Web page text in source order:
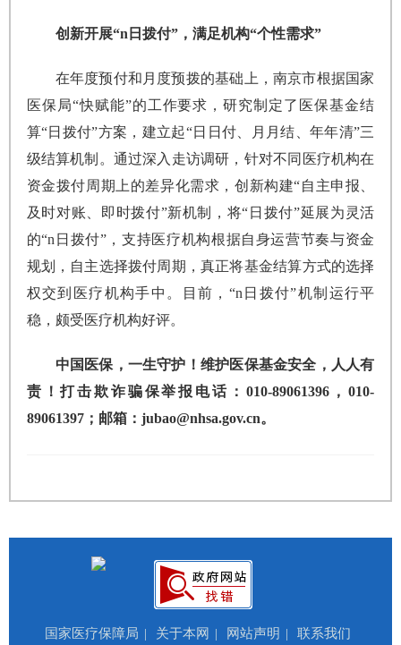
创新开展“n日拨付”，满足机构“个性需求”
在年度预付和月度预拨的基础上，南京市根据国家
医保局“快赋能”的工作要求，研究制定了医保基金结
算“日拨付”方案，建立起“日日付、月月结、年年清”三
级结算机制。通过深入走访调研，针对不同医疗机构在
资金拨付周期上的差异化需求，创新构建“自主申报、
及时对账、即时拨付”新机制，将“日拨付”延展为灵活
的“n日拨付”，支持医疗机构根据自身运营节奏与资金
规划，自主选择拨付周期，真正将基金结算方式的选择
权交到医疗机构手中。目前，“n日拨付”机制运行平
稳，颇受医疗机构好评。
中国医保，一生守护！维护医保基金安全，人人有
责！打击欺诈骗保举报电话：010-89061396，010-
89061397；邮箱：jubao@nhsa.gov.cn。
国家医疗保障局 | 关于本网 | 网站声明 | 联系我们